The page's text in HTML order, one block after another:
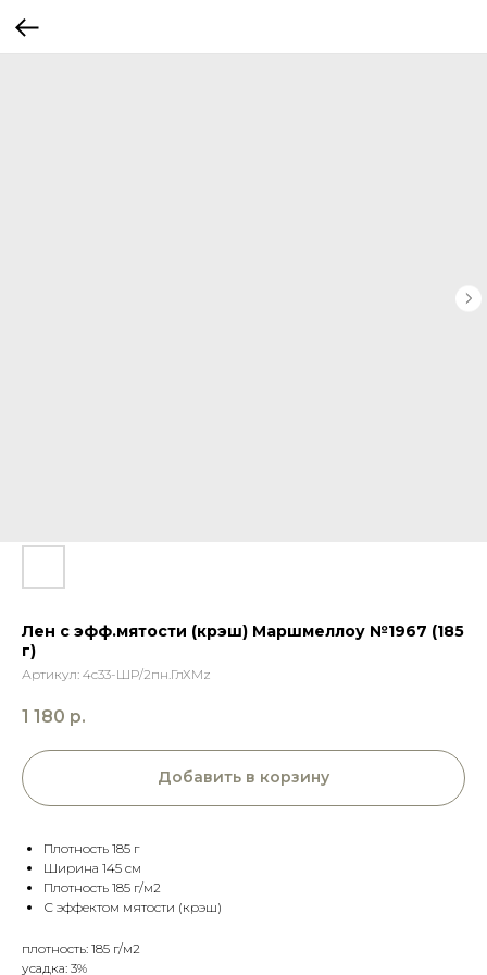
Лен с эфф.мятости (крэш) Маршмеллоу №1967 (185
г)
Артикул: 4с33-ШР/2пн.ГлХМz
1 180 р.
Добавить в корзину
Плотность 185 г
Ширина 145 см
Плотность 185 г/м2
С эффектом мятости (крэш)
плотность: 185 г/м2
усадка: 3%